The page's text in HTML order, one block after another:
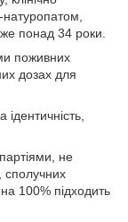
понад 34 роки.
поживних
дозах для
не
сполучних
100% підходить